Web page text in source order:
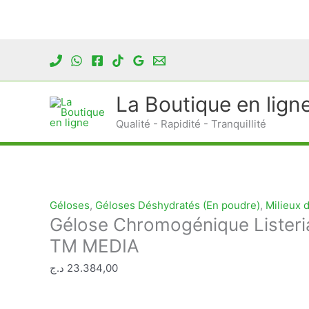
contenu
La Boutique en
Qualité - Rapidité - Tranquillité
Géloses, Géloses Déshydratés (En poudre), Milieux
Gélose Chromogénique
TM MEDIA
23.384,00 د.ج